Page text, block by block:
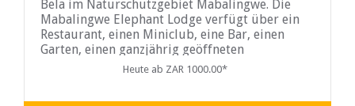
Bela im Naturschutzgebiet Mabalingwe. Die
Mabalingwe Elephant Lodge verfügt über ein
Restaurant, einen Miniclub, eine Bar, einen
Garten, einen ganzjährig geöffneten
Außenpool und einen Kinderspielplatz.
Heute ab ZAR 1000.00*